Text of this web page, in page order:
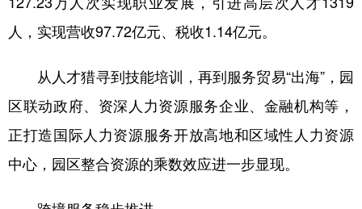
人，实现营收97.72亿元、税收1.14亿元。
从人才猎寻到技能培训，再到服务贸易“出海”，园
区联动政府、资深人力资源服务企业、金融机构等，
正打造国际人力资源服务开放高地和区域性人力资源
中心，园区整合资源的乘数效应进一步显现。